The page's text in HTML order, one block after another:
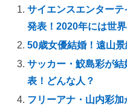
サイエンスエンター
発表！2020年には世
50歳女優結婚！遠山
サッカー・鮫島彩が
表！どんな人？
フリーアナ・山内彩